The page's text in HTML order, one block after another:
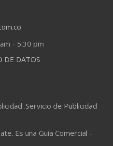
- 5:30 pm
DE DATOS
.Servicio de Publicidad
Es una Guía Comercial -